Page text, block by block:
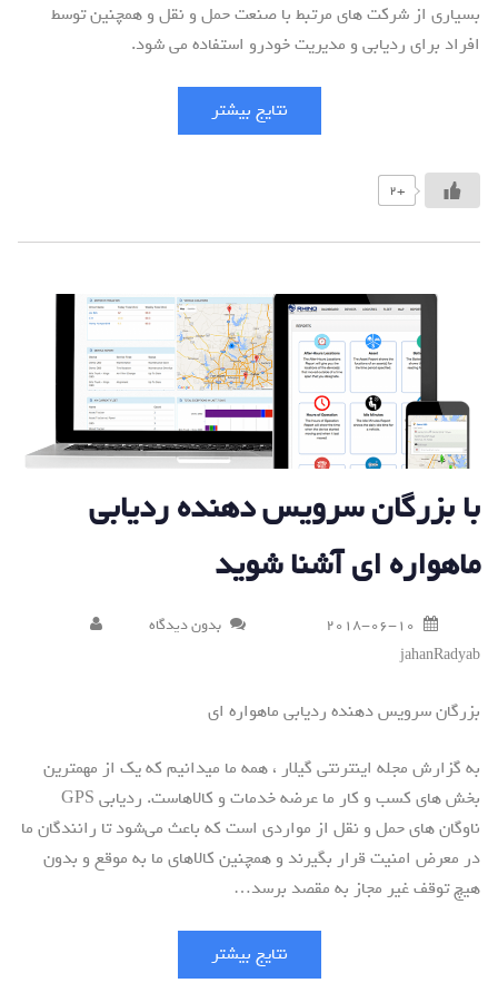
بسیاری از شرکت های مرتبط با صنعت حمل و نقل و همچنین توسط
افراد برای ردیابی و مدیریت خودرو استفاده می شود.
نتایج بیشتر
+2
با بزرگان سرویس دهنده ردیابی
ماهواره ای آشنا شوید
2018-06-10
بدون دیدگاه
jahanRadyab
بزرگان سرویس دهنده ردیابی ماهواره ای
به گزارش مجله اینترنتی گیلار ، همه ما میدانیم که یک از مهمترین
بخش های کسب و کار ما عرضه خدمات و کالاهاست. ردیابی GPS
ناوگان های حمل و نقل از مواردی است که باعث می‌شود تا رانندگان ما
در معرض امنیت قرار بگیرند و همچنین کالاهای ما به موقع و بدون
هیچ توقف غیر مجاز به مقصد برسد…
نتایج بیشتر